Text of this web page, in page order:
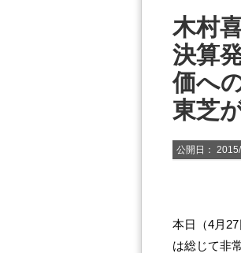
木村
決算
価へ
東芝
公開日：
本日（4月
は総じて非